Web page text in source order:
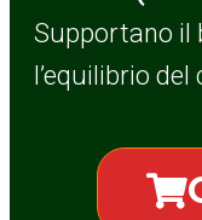
Supportano il
l’equilibrio del